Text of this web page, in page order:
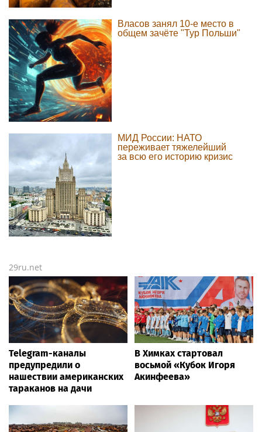
Власов занял 10-е место в
общем зачёте "Тур Польши"
МИД России: НАТО
переживает тяжелейший
за всю его историю кризис
29ru.net
Telegram-каналы
предупредили о
нашествии американских
тараканов на дачи
В Химках стартовал
восьмой «Кубок Игоря
Акинфеева»